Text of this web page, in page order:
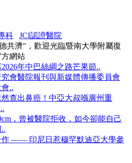
科
JCI認證醫院
共濟"，歡迎光臨暨南大學附屬復
網站
年中巴絲綢之路芒果節..
會醫院報刊與新媒體傳播委員會
..
查出鼻癌！中亞大叔喺廣州重
，曾被醫院拒收，如今卻能自己
作 —— 印尼日惹穆罕默迪亞大學參